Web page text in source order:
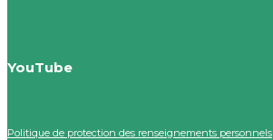
YouTube
Politique de protection des renseignements personnels